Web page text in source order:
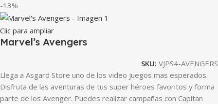
-13%
Clic para ampliar
Marvel’s Avengers
SKU: VJPS4-AVENGERS
Llega a Asgard Store uno de los video juegos mas esperados.
Disfruta de las aventuras de tus super héroes favoritos y forma
parte de los Avenger. Puedes realizar campañas con Capitan